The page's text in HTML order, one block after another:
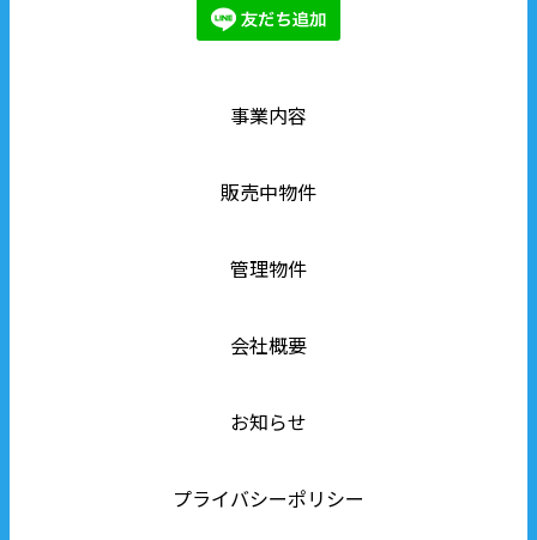
事業内容
販売中物件
管理物件
会社概要
お知らせ
プライバシーポリシー